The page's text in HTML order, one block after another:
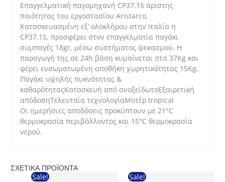
Επαγγελματική παγομηχανή CP37.15 άριστης
ποιότητας του εργοστασίου Aristarco.
Κατασκευασμένη εξ’ ολοκλήρου στην Ιταλία η
CP37.15, προσφέρει στον επαγγελματία παγάκι
συμπαγές 18gr, μέσω συστήματος ψεκασμού. Η
παραγωγή της σε 24h βάση κυμαίνεται στα 37Kg και
φέρει ενσωματωμένη αποθήκη χωρητικότητας 15Kg.
Παγάκι υψηλής πυκνότητας &
καθαρότηταςΚατασκευή από ανοξείδωτοΕξαιρετική
απόδοσηΤελευταία τεχνολογίαΜοτέρ tropical
Οι ημερήσιες αποδόσεις προκύπτουν με 21°C
θερμοκρασία περιβάλλοντος και 15°C θερμοκρασία
νερού.
ΣΧΕΤΙΚΆ ΠΡΟΪΌΝΤΑ
Sale! Sale!